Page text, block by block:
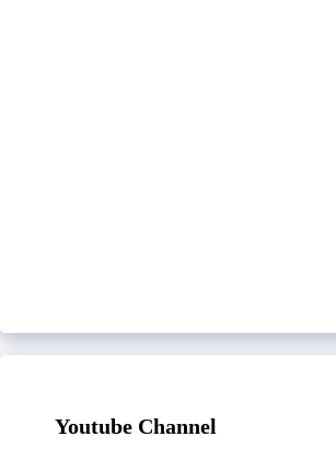
Youtube Channel